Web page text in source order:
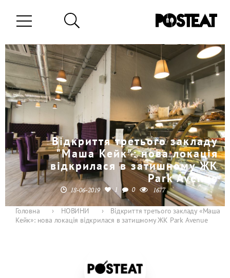
Відкриття третього закладу
"Маша Кейк": нова локація
відкрилася в затишному ЖК
Park Avenue
18-06-2019 1 0 1677
Головна › НОВИНИ ›
Відкриття третього закладу «Маша
Кейк»: нова локація відкрилася в затишному ЖК Park Avenue